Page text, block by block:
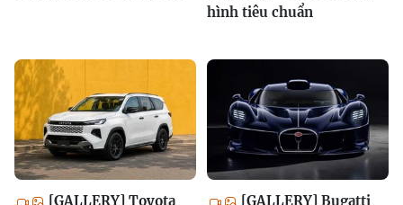
hình tiêu chuẩn
[GALLERY] Toyota
[GALLERY] Bugatti